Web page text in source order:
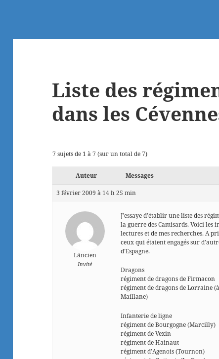
Liste des
dans les
7 sujets de 1 à 7 (sur un total de 7)
Auteur Messages
3 février 2009 à 14 h 25 min
L`ancien
Invité
J’essaye d’établir une liste des
la guerre des Camisards. Voici les
lectures et de mes recherches. A
ceux qui étaient engagés sur
d’Espagne.
Dragons
régiment de dragons de Firmacon
régiment de dragons de Lorraine
Maillane)
Infanterie de ligne
régiment de Bourgogne (Marcilly)
régiment de Vexin
régiment de Hainaut
régiment d’Agenois (Tournon)